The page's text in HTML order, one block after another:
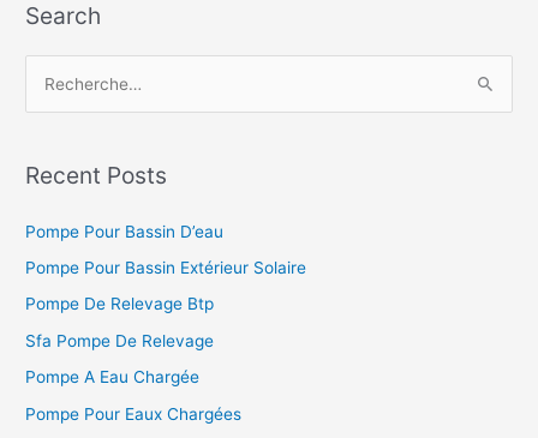
Search
h
r
c
h
:
Recent Posts
Pompe Pour Bassin D’eau
Pompe Pour Bassin Extérieur Solaire
Pompe De Relevage Btp
Sfa Pompe De Relevage
Pompe A Eau Chargée
Pompe Pour Eaux Chargées